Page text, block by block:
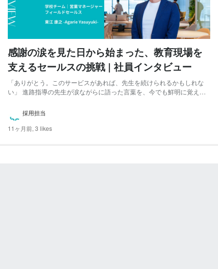
感謝の涙を見た日から始まった、教育現場を
支えるセールスの挑戦 | 社員インタビュー
「ありがとう。このサービスがあれば、先生を続けられるかもしれな
い」 進路指導の先生が涙ながらに語った言葉を、今でも鮮明に覚えて
Handyのプロダクトは、ただのSaaSではなく“社会を変えるツール”だと
採用担当
11ヶ月前, 3 likes